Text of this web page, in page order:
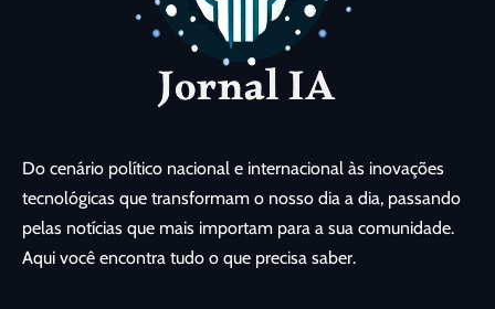
Do cenário político nacional e internacional às inovações
tecnológicas que transformam o nosso dia a dia, passando
pelas notícias que mais importam para a sua comunidade.
Aqui você encontra tudo o que precisa saber.